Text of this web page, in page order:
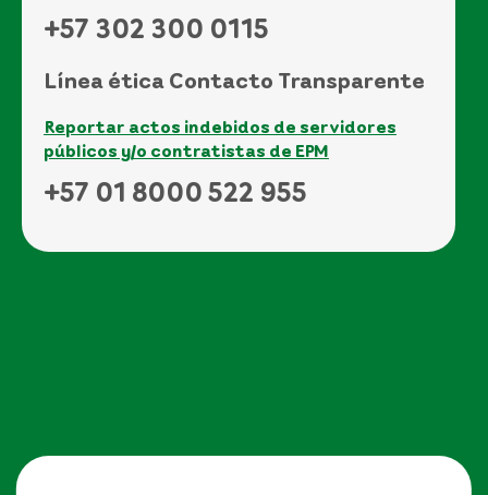
+57 302 300 0115
Línea ética Contacto Transparente
Reportar actos indebidos de servidores
públicos y/o contratistas de EPM
+57 01 8000 522 955